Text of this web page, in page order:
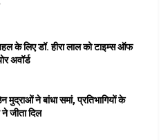
के लिए डॉ. हीरा लाल को टाइम्स ऑफ
अवॉर्ड
मुद्राओं ने बांधा समां, प्रतिभागियों के
जीता दिल